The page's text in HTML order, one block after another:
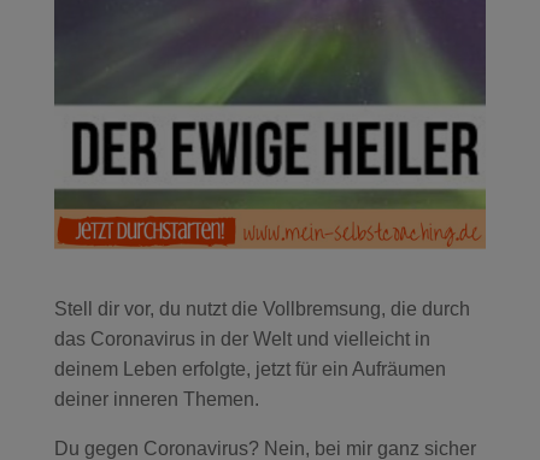
Stell dir vor, du nutzt die Vollbremsung, die durch
das Coronavirus in der Welt und vielleicht in
deinem Leben erfolgte, jetzt für ein Aufräumen
deiner inneren Themen.
Du gegen Coronavirus? Nein, bei mir ganz sicher